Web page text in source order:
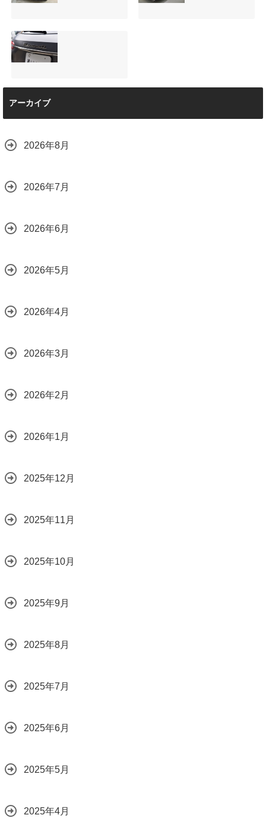
マツダRX-8（マッ
トグレー）の板金
修理と専用コーテ
は？
2026.08.01
ート」と弱点克服
京都世田谷区）
マセラティ グレカ
ーレ トロフェオ
2026.07.22
アーカイブ
2026年8月
2026年7月
2026年6月
2026年5月
2026年4月
2026年3月
2026年2月
2026年1月
2025年12月
2025年11月
2025年10月
2025年9月
2025年8月
2025年7月
2025年6月
2025年5月
2025年4月